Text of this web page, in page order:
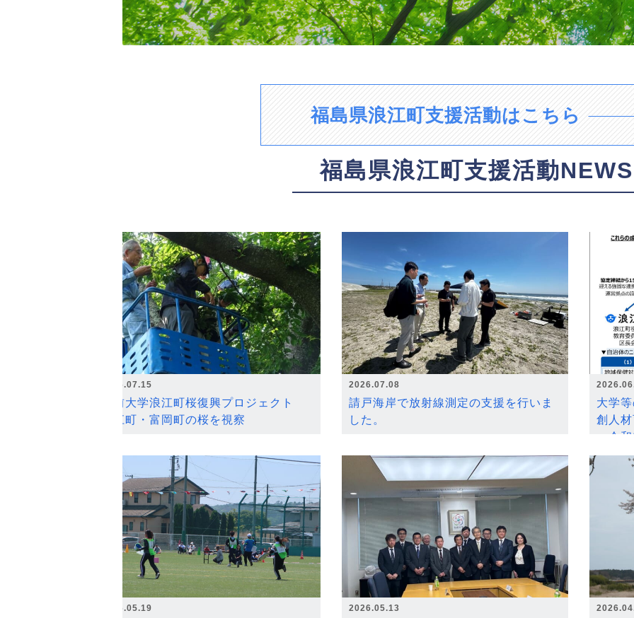
福島県浪江町支援活動はこちら
福島県浪江町支援活動NEWS
2026.07.15
弘前大学浪江町桜復興プロジェクト
浪江町・富岡町の桜を視察
2026.07.08
請戸海岸で放射線測定の支援を行いま
した。
大学
創人
～令
2026.05.19 2026.05.13